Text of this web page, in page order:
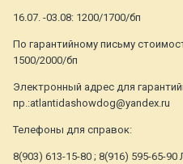
16.07. -03.08: 1200/1700/бп
По гарантийному письму
1500/2000/бп
Электронный адрес для
пр.:atlantidashowdog@yandex.ru
Телефоны для справок:
8(903) 613-15-80 ; 8(916) 595-65-90